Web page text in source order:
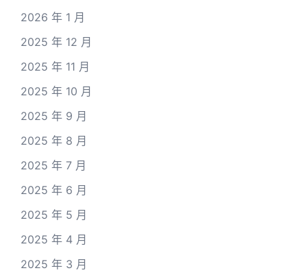
2026 年 1 月
2025 年 12 月
2025 年 11 月
2025 年 10 月
2025 年 9 月
2025 年 8 月
2025 年 7 月
2025 年 6 月
2025 年 5 月
2025 年 4 月
2025 年 3 月